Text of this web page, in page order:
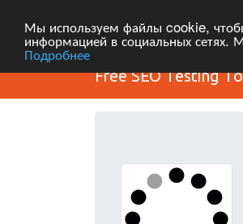
Мы используем файлы cookie,
информацией в социальных
Подробнее
Free SEO Testing